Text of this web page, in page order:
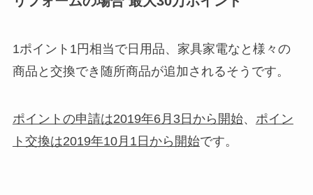
1ポイント1円相当で日用品、家具家電なと様々の
商品と交換でき随所商品が追加されるそうです。
ポイントの申請は2019年6月3日から開始、 ポイン
ト交換は2019年10月1日から開始です。